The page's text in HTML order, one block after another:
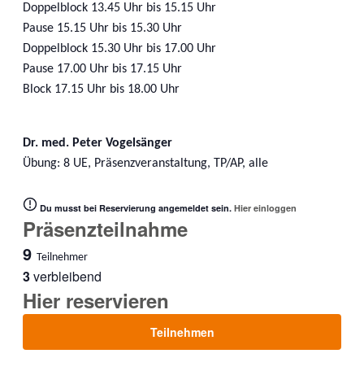
Doppelblock 13.45 Uhr bis 15.15 Uhr
Pause 15.15 Uhr bis 15.30 Uhr
Doppelblock 15.30 Uhr bis 17.00 Uhr
Pause 17.00 Uhr bis 17.15 Uhr
Block 17.15 Uhr bis 18.00 Uhr
Dr. med. Peter Vogelsänger
Übung: 8 UE, Präsenzveranstaltung, TP/AP, alle
Du musst bei Reservierung angemeldet sein. Hier einloggen
Präsenzteilnahme
9 Teilnehmer
3verbleibend
Hier reservieren
Teilnehmen